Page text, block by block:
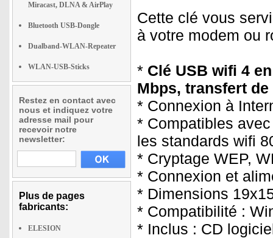
Miracast, DLNA & AirPlay
Bluetooth USB-Dongle
Dualband-WLAN-Repeater
WLAN-USB-Sticks
Restez en contact avec
nous et indiquez votre
adresse mail pour
recevoir notre
newsletter:
Plus de pages
fabricants:
ELESION
Cette clé vous
à votre modem ou
* Clé USB wifi 4
Mbps, transfert
* Connexion à
* Compatibles
les standards wifi
* Cryptage WEP,
* Connexion et
* Dimensions
* Compatibilité :
* Inclus : CD